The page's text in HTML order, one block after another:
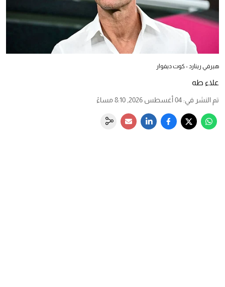
هيرفي رينارد - كوت ديفوار
علاء طه
تم النشر في: 04 أغسطس 2026, 8:10 مساءً